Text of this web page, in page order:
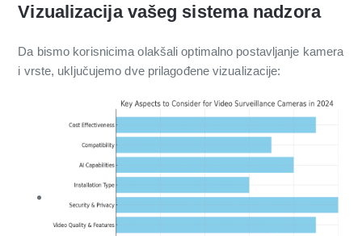
Vizualizacija vašeg sistema nadzora
Da bismo korisnicima olakšali optimalno postavljanje kamera
i vrste, uključujemo dve prilagođene vizualizacije: